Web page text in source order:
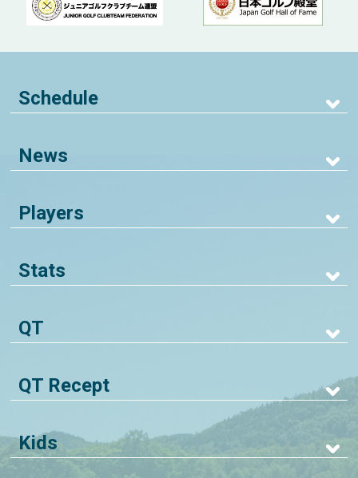
Schedule
News
Players
Stats
QT
QT Recept
Kids